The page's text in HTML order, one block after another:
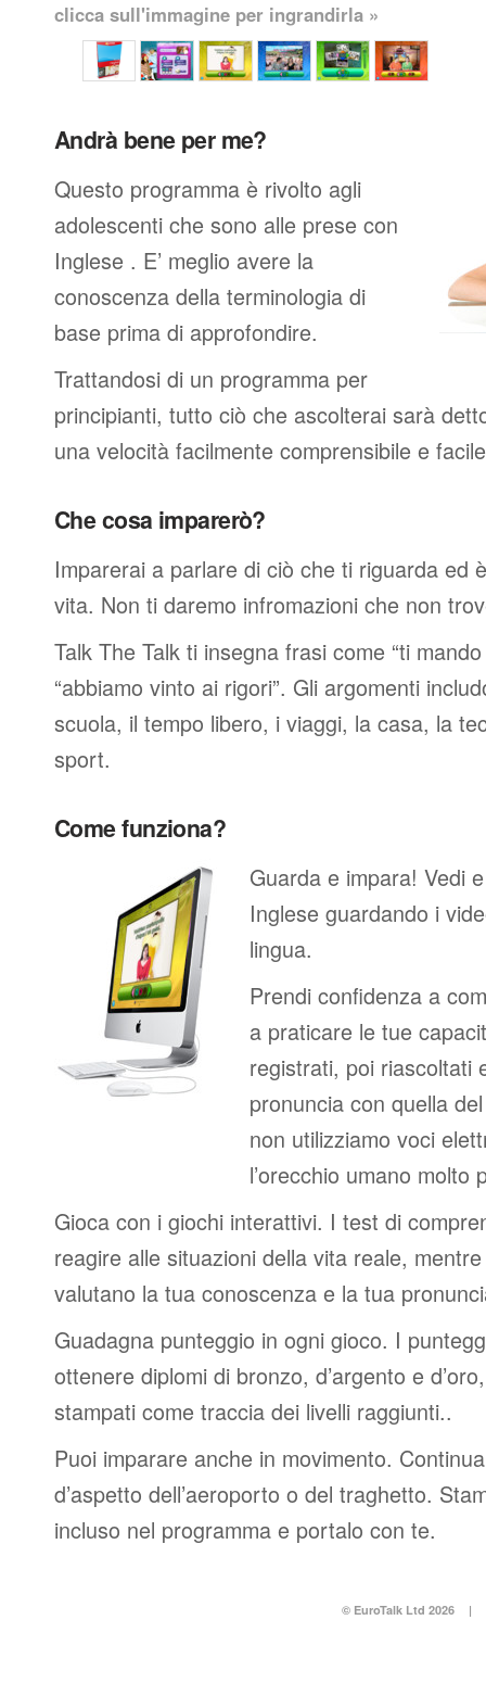
clicca sull'immagine per ingrandirla »
Andrà bene per me?
Questo programma è rivolto agli
adolescenti che sono alle prese con
Inglese . E’ meglio avere la
conoscenza della terminologia di
base prima di approfondire.
Trattandosi di un programma per
principianti, tutto ciò che ascolterai sarà
una velocità facilmente comprensibile e
Che cosa imparerò?
Imparerai a parlare di ciò che ti riguarda ed
vita. Non ti daremo infromazioni che non
Talk The Talk ti insegna frasi come “ti
“abbiamo vinto ai rigori”. Gli argomenti
scuola, il tempo libero, i viaggi, la casa, la
sport.
Come funziona?
Guarda e impara! Vedi
Inglese guardando i
lingua.
Prendi confidenza a
a praticare le tue
registrati, poi riascoltati
pronuncia con quella
non utilizziamo voci
l’orecchio umano molto
Gioca con i giochi interattivi. I test di
reagire alle situazioni della vita reale,
valutano la tua conoscenza e la tua
Guadagna punteggio in ogni gioco. I
ottenere diplomi di bronzo, d’argento e
stampati come traccia dei livelli raggiunti..
Puoi imparare anche in movimento.
d’aspetto dell’aeroporto o del traghetto.
incluso nel programma e portalo con te.
© EuroTalk Ltd 2026 |